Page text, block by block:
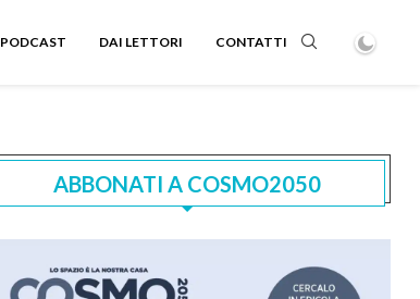
PODCAST DAI LETTORI CONTATTI
ABBONATI A COSMO2050